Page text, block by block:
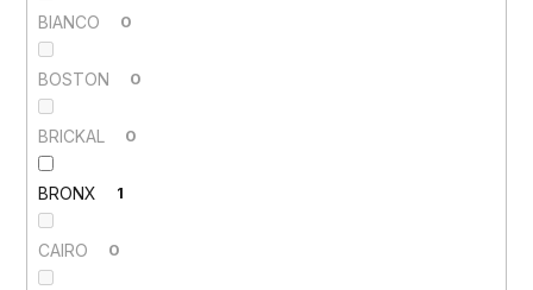
BIANCO 0
BOSTON 0
BRICKAL 0
BRONX 1
CAIRO 0